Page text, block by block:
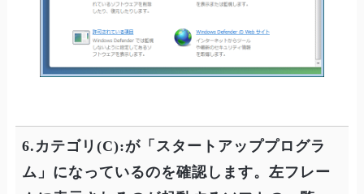
6.カテゴリ(C):が「スタートアッププログラ
ム」になっているのを確認します。左フレー